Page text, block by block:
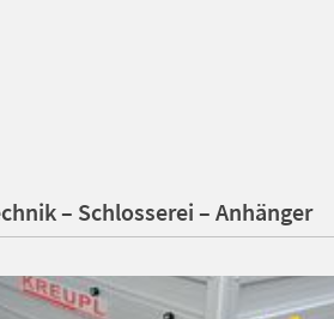
– Schlosserei – Anhänger